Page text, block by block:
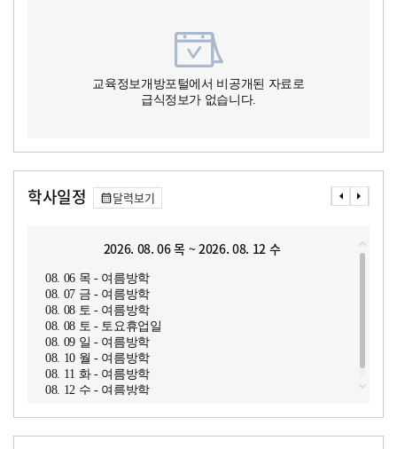
교육정보개방포털에서 비공개된 자료로
급식정보가 없습니다.
학사일정 달력보기
2026. 08. 06 목 ~ 2026. 08. 12 수
08. 06 목 - 여름방학
08. 07 금 - 여름방학
08. 08 토 - 여름방학
08. 08 토 - 토요휴업일
08. 09 일 - 여름방학
08. 10 월 - 여름방학
08. 11 화 - 여름방학
08. 12 수 - 여름방학